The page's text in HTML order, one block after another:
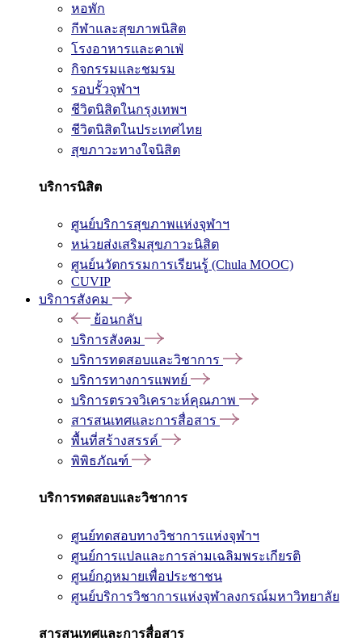
หอพัก
กีฬาและสุขภาพนิสิต
โรงอาหารและคาเฟ่
กิจกรรมและชมรม
รอบรั้วจุฬาฯ
ชีวิตนิสิตในกรุงเทพฯ
ชีวิตนิสิตในประเทศไทย
สุขภาวะทางใจนิสิต
บริการนิสิต
ศูนย์บริการสุขภาพแห่งจุฬาฯ
หน่วยส่งเสริมสุขภาวะนิสิต
ศูนย์นวัตกรรมการเรียนรู้ (Chula MOOC)
CUVIP
บริการสังคม
ย้อนกลับ
บริการสังคม
บริการทดสอบและวิชาการ
บริการทางการแพทย์
บริการตรวจวิเคราะห์คุณภาพ
สารสนเทศและการสื่อสาร
พื้นที่สร้างสรรค์
พิพิธภัณฑ์
บริการทดสอบและวิชาการ
ศูนย์ทดสอบทางวิชาการแห่งจุฬาฯ
ศูนย์การแปลและการล่ามเฉลิมพระเกียรติ
ศูนย์กฎหมายเพื่อประชาชน
ศูนย์บริการวิชาการแห่งจุฬาลงกรณ์มหาวิทยาลัย
สารสนเทศและการสื่อสาร